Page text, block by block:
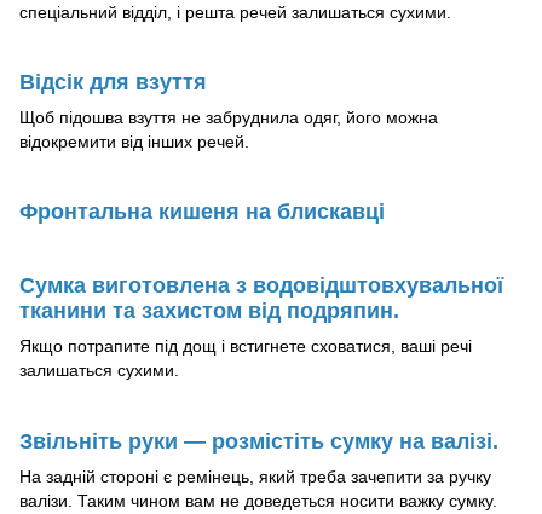
спеціальний відділ, і решта речей залишаться сухими.
Відсік для взуття
Щоб підошва взуття не забруднила одяг, його можна
відокремити від інших речей.
Фронтальна кишеня на блискавці
Сумка виготовлена з водовідштовхувальної
тканини та захистом від подряпин.
Якщо потрапите під дощ і встигнете сховатися, ваші речі
залишаться сухими.
Звільніть руки — розмістіть сумку на валізі.
На задній стороні є ремінець, який треба зачепити за ручку
валізи. Таким чином вам не доведеться носити важку сумку.